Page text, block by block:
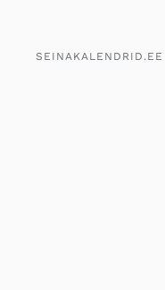
SEINAKALENDRID.EE